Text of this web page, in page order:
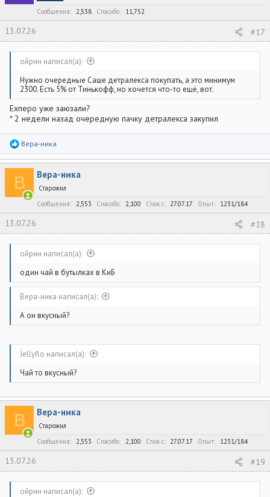
Сообщения
2,538 Спасибо 11,752
13.07.26 #17
ойрин написал(а):
Нужно очередные Саше детралекса покупать, а это минимум
2300. Есть 5% от Тинькофф, но хочется что-то ещё, вот.
Ехперо уже заюзали?
* 2 недели назад очередную пачку детралекса закупил
Р
а
к
ц
и
и
Вера-ника
В Вера-ника
Старожил
Сообщения
2,553 Спасибо 2,100 Стаж c 27.07.17 Опыт 1231/184
13.07.26 #18
ойрин написал(а):
один чай в бутылках в КиБ
Вера-ника написал(а):
А он вкусный?
Jellyflo написал(а):
Чай то вкусный?
В Вера-ника
Старожил
Сообщения
2,553 Спасибо 2,100 Стаж c 27.07.17 Опыт 1231/184
13.07.26 #19
ойрин написал(а):